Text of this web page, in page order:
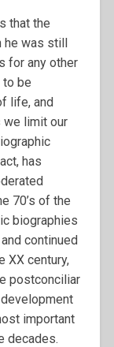
that the
he was still
for any other
to be
life, and
we limit our
has
70’s of the
biographies
continued
XX century,
postconciliar
important
decades.